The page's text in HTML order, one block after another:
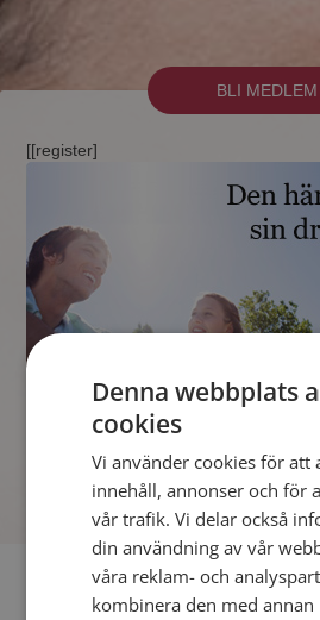
BLI MEDLEM
[[register]
Fler singlar
Denna webbplats
cookies
Vi använder cookies för att
innehåll, annonser och för
vår trafik. Vi delar också
din användning av vår
våra reklam- och
kombinera den med